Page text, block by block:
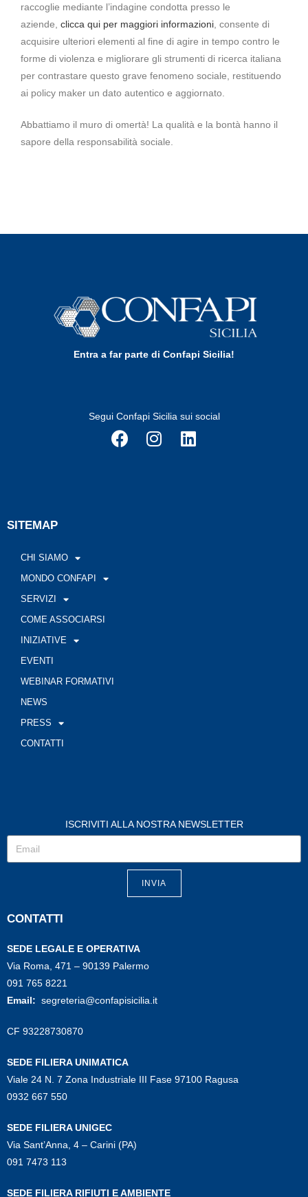
raccoglie mediante l’indagine condotta presso le
aziende, clicca qui per maggiori informazioni , consente di
acquisire ulteriori elementi al fine di agire in tempo contro le
forme di violenza e migliorare gli strumenti di ricerca italiana
per contrastare questo grave fenomeno sociale, restituendo
ai policy maker un dato autentico e aggiornato.
Abbattiamo il muro di omertà! La qualità e la bontà hanno il
sapore della responsabilità sociale.
Entra a far parte di Confapi Sicilia!
Segui Confapi Sicilia sui social
SITEMAP
CHI SIAMO
MONDO CONFAPI
SERVIZI
COME ASSOCIARSI
INIZIATIVE
EVENTI
WEBINAR FORMATIVI
NEWS
PRESS
CONTATTI
ISCRIVITI ALLA NOSTRA NEWSLETTER
INVIA
CONTATTI
SEDE LEGALE E OPERATIVA
Via Roma, 471 – 90139 Palermo
091 765 8221
Email: segreteria@confapisicilia.it
CF 93228730870
SEDE FILIERA UNIMATICA
Viale 24 N. 7 Zona Industriale III Fase 97100 Ragusa
0932 667 550
SEDE FILIERA UNIGEC
Via Sant’Anna, 4 – Carini (PA)
091 7473 113
SEDE FILIERA RIFIUTI E AMBIENTE